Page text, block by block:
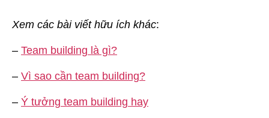
Xem các bài viết hữu ích khác:
– Team building là gì?
– Vì sao cần team building?
– Ý tưởng team building hay